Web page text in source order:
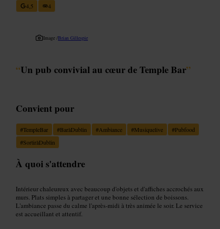
4,5
4
Image /Brian Gillespie
“Un pub convivial au cœur de Temple Bar”
Convient pour
#TempleBar #BaràDublin #Ambiance #Musiquelive #Pubfood
#SortiràDublin
À quoi s'attendre
Intérieur chaleureux avec beaucoup d'objets et d'affiches accrochés aux
murs. Plats simples à partager et une bonne sélection de boissons.
L'ambiance passe du calme l'après-midi à très animée le soir. Le service
est accueillant et attentif.